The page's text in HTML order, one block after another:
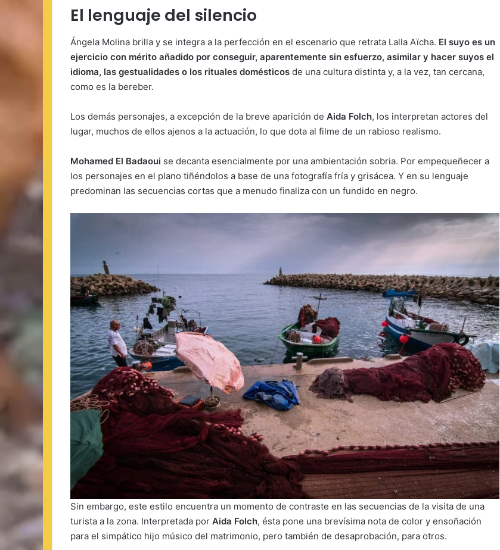
El lenguaje del silencio
Ángela Molina brilla y se integra a la perfección en el escenario que retrata Lalla Aïcha. El suyo es un
ejercicio con mérito añadido por conseguir, aparentemente sin esfuerzo, asimilar y hacer suyos el
idioma, las gestualidades o los rituales domésticos de una cultura distinta y, a la vez, tan cercana,
como es la bereber.
Los demás personajes, a excepción de la breve aparición de Aida Folch, los interpretan actores del
lugar, muchos de ellos ajenos a la actuación, lo que dota al filme de un rabioso realismo.
Mohamed El Badaoui se decanta esencialmente por una ambientación sobria. Por empequeñecer a
los personajes en el plano tiñéndolos a base de una fotografía fría y grisácea. Y en su lenguaje
predominan las secuencias cortas que a menudo finaliza con un fundido en negro.
Sin embargo, este estilo encuentra un momento de contraste en las secuencias de la visita de una
turista a la zona. Interpretada por Aida Folch, ésta pone una brevísima nota de color y ensoñación
para el simpático hijo músico del matrimonio, pero también de desaprobación, para otros.